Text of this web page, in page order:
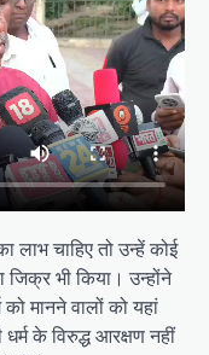
लाभ चाहिए तो उन्हें कोई
जिक्र भी किया। उन्होंने
मानने वालों को यहां
के विरुद्ध आरक्षण नहीं